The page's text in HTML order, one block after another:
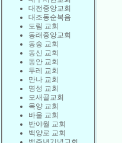
대전중앙교회
대조동순복음
도림 교회
동래중앙교회
동숭 교회
동신 교회
동안 교회
두레 교회
만나 교회
명성 교회
모새골교회
목양 교회
바울 교회
반야월 교회
백양로 교회